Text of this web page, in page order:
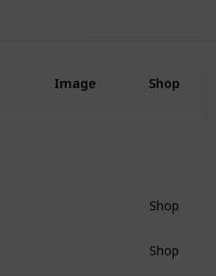
Image Shop
Shop
Shop